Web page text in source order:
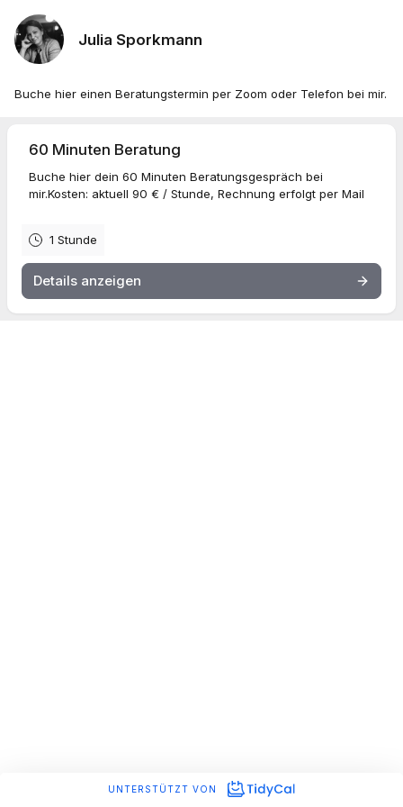
Julia Sporkmann
Buche hier einen Beratungstermin per Zoom oder Telefon bei mir.
60 Minuten Beratung
Buche hier dein 60 Minuten Beratungsgespräch bei
mir.Kosten: aktuell 90 € / Stunde, Rechnung erfolgt per Mail
1 Stunde
Details anzeigen
UNTERSTÜTZT VON